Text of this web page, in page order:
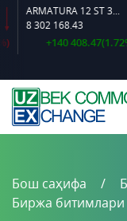
ARMATURA 12 ST 35 GS O‘LCHAMLI
168.43
+140 408.47(1.72%)
Бош саҳифа
Биржа битимлари